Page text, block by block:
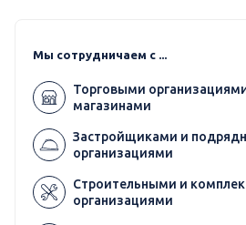
Мы сотрудничаем с ...
Торговыми
магазинами
Застройщиками и
организациями
Строительными и
организациями